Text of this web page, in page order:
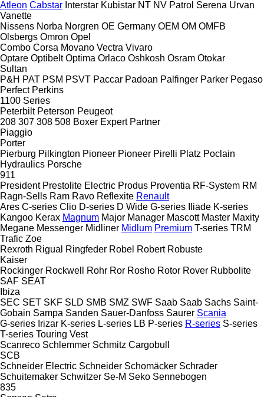
Atleon Cabstar Interstar Kubistar NT NV Patrol Serena Urvan
Vanette
Nissens Norba Norgren OE Germany OEM OM OMFB
Olsbergs Omron Opel
Combo Corsa Movano Vectra Vivaro
Optare Optibelt Optima Orlaco Oshkosh Osram Otokar
Sultan
P&H PAT PSM PSVT Paccar Padoan Palfinger Parker Pegaso
Perfect Perkins
1100 Series
Peterbilt Peterson Peugeot
208 307 308 508 Boxer Expert Partner
Piaggio
Porter
Pierburg Pilkington Pioneer Pioneer Pirelli Platz Poclain
Hydraulics Porsche
911
President Prestolite Electric Produs Proventia RF-System RM
Ragn-Sells Ram Ravo Reflexite Renault
Ares C-series Clio D-series D Wide G-series Iliade K-series
Kangoo Kerax Magnum Major Manager Mascott Master Maxity
Megane Messenger Midliner Midlum Premium T-series TRM
Trafic Zoe
Rexroth Rigual Ringfeder Robel Robert Robuste
Kaiser
Rockinger Rockwell Rohr Ror Rosho Rotor Rover Rubbolite
SAF SEAT
Ibiza
SEC SET SKF SLD SMB SMZ SWF Saab Saab Sachs Saint-
Gobain Sampa Sanden Sauer-Danfoss Saurer Scania
G-series Irizar K-series L-series LB P-series R-series S-series
T-series Touring Vest
Scanreco Schlemmer Schmitz Cargobull
SCB
Schneider Electric Schneider Schomäcker Schrader
Schuitemaker Schwitzer Se-M Seko Sennebogen
835